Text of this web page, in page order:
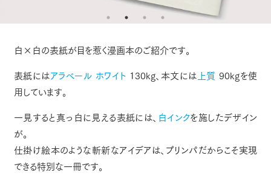
白×白の表紙が目を惹く漫画本のご紹介です。
表紙には アラベール ホワイト 130kg、本文には 上質 90kgを使
用しています。
一見すると真っ白に見える表紙には、 白インクを施したデザイン
が。
仕掛け絵本のような斬新なアイデアは、プリンパだからこそ実現
できる特別な一冊です。